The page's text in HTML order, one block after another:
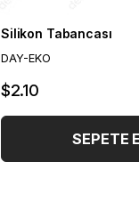
Silikon Tabancası
DAY-EKO
$2.10
SEPETE